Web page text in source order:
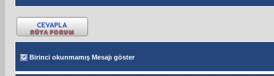
Birinci okunmamış Mesajı göster